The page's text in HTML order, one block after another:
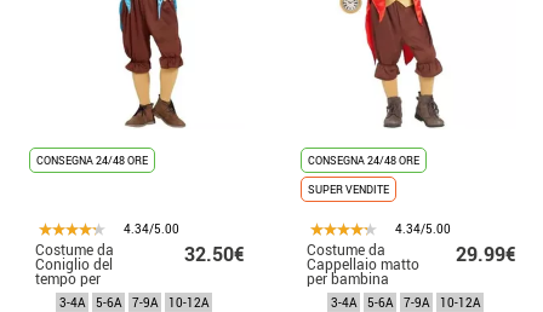
CONSEGNA 24/48 ORE
4.34/5.00
Costume da
Coniglio del
tempo per
bambino
32.50€
3-4A 5-6A 7-9A 10-12A
CONSEGNA 24/48 ORE
SUPER VENDITE
4.34/5.00
Costume da
Cappellaio matto
per bambina
29.99€
3-4A 5-6A 7-9A 10-12A